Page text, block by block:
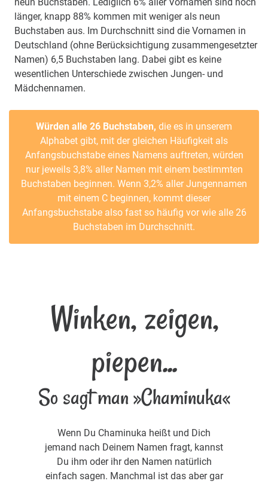
länger, knapp 88% kommen mit weniger als neun
Buchstaben aus. Im Durchschnitt sind die Vornamen in
Deutschland (ohne Berücksichtigung zusammengesetzter
Namen) 6,5 Buchstaben lang. Dabei gibt es keine
wesentlichen Unterschiede zwischen Jungen- und
Mädchennamen.
Würden alle 26 Buchstaben, die es in unserem
Alphabet gibt, mit der gleichen Häufigkeit als
Anfangsbuchstabe eines Namens auftreten, würden
nur jeweils 3,8% aller Namen mit einem bestimmten
Buchstaben beginnen. Wenn 3,2% aller Jungennamen
mit einem C beginnen, kommt dieser
Anfangsbuchstabe also fast so häufig vor wie alle 26
Buchstaben im Durchschnitt.
Winken, zeigen,
piepen...
So sagt man »Chaminuka«
Wenn Du Chaminuka heißt und Dich
jemand nach Deinem Namen fragt, kannst
Du ihm oder ihr den Namen natürlich
einfach sagen. Manchmal ist das aber gar